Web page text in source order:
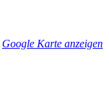
Google Karte anzeigen